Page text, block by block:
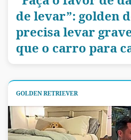
de levar”: golden
precisa levar
que o carro para
GOLDEN RETRIEVER